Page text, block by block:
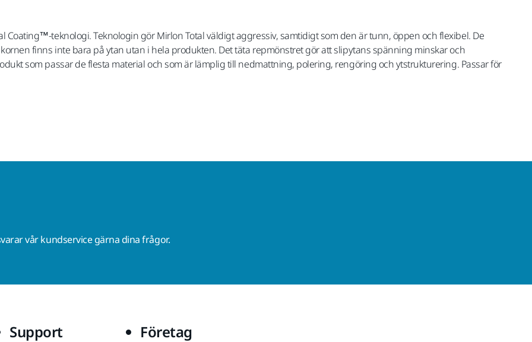
Coating™-teknologi. Teknologin gör Mirlon Total väldigt aggressiv, samtidigt som den är tunn, öppen och flexibel. De
finns inte bara på ytan utan i hela produkten. Det täta repmönstret gör att slipytans spänning minskar och
som passar de flesta material och som är lämplig till nedmattning, polering, rengöring och ytstrukturering. Passar för
vår kundservice gärna dina frågor.
Support Företag